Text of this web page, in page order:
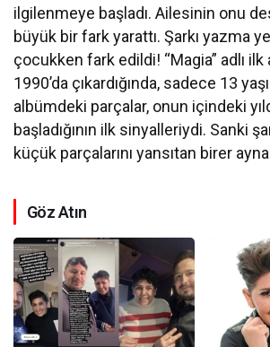
ilgilenmeye başladı. Ailesinin onu
büyük bir fark yarattı. Şarkı yazma
çocukken fark edildi! “Magia” adlı
1990’da çıkardığında, sadece 13
albümdeki parçalar, onun içindeki
başladığının ilk sinyalleriydi. Sanki
küçük parçalarını yansıtan birer
Göz Atın